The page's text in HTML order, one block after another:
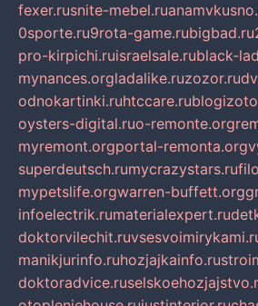
fexer.rusnite-mebel.ru
0sporte.ru9rota-game.rubigbad.ru
pro-kirpichi.ruisraelsale.rublack-
mynances.orgladalike.ruzozor.ru
odnokartinki.ruhtccare.ru
oysters-digital.ruo-remonte.org
myremont.orgportal-remonta.org
superdeutsch.rumycrazystars.ru
mypetslife.orgwarren-buffett.org
infoelectrik.rumaterialexpert.ru
doktorvilechit.ru
manikjurinfo.ruhozjajkainfo.ru
doktoradvice.ru